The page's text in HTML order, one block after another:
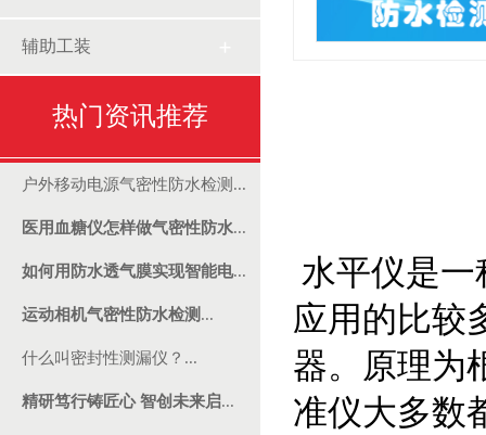
辅助工装
热门资讯推荐
户外移动电源气密性防水检测...
医用血糖仪怎样做气密性防水...
如何用防水透气膜实现智能电...
运动相机气密性防水检测 ...
什么叫密封性测漏仪？...
精研笃行铸匠心 智创未来启...
水平仪是
应用的比较
器。原理为
准仪大多数